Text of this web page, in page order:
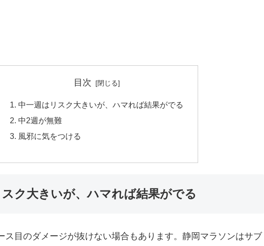
目次
中一週はリスク大きいが、ハマれば結果がでる
中2週が無難
風邪に気をつける
ク大きいが、ハマれば結果がでる
ス目のダメージが抜けない場合もあります。静岡マラソンはサブ